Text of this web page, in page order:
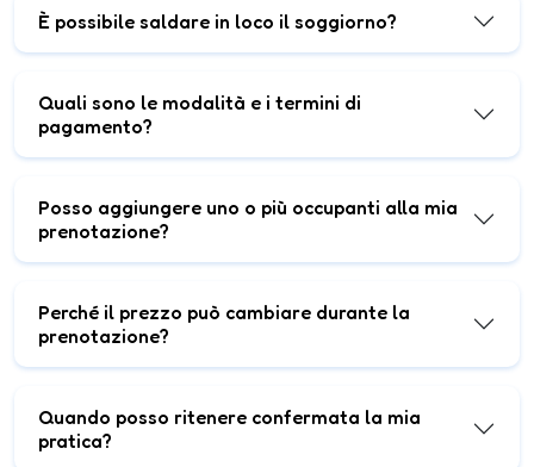
È possibile saldare in loco il soggiorno?
Quali sono le modalità e i termini di
pagamento?
Posso aggiungere uno o più occupanti alla mia
prenotazione?
Perché il prezzo può cambiare durante la
prenotazione?
Quando posso ritenere confermata la mia
pratica?